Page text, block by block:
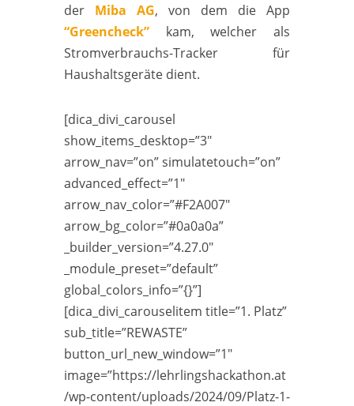
der Miba AG, von dem die App
“Greencheck”kam, welcher als
Stromverbrauchs-Tracker für
Haushaltsgeräte dient.
[dica_divi_carousel
show_items_desktop=”3″
arrow_nav=”on” simulatetouch=”on”
advanced_effect=”1″
arrow_nav_color=”#F2A007″
arrow_bg_color=”#0a0a0a”
_builder_version=”4.27.0″
_module_preset=”default”
global_colors_info=”{}”]
[dica_divi_carouselitem title=”1. Platz”
sub_title=”REWASTE”
button_url_new_window=”1″
image=”https://lehrlingshackathon.at
/wp-content/uploads/2024/09/Platz-1-